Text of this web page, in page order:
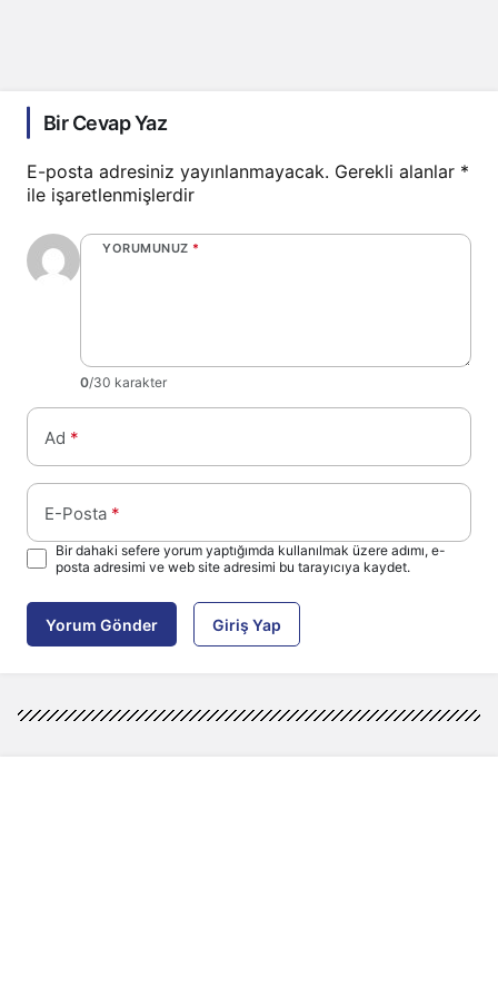
Bir Cevap Yaz
E-posta adresiniz yayınlanmayacak. Gerekli alanlar *
ile işaretlenmişlerdir
YORUMUNUZ *
0/30 karakter
Ad *
E-Posta *
Bir dahaki sefere yorum yaptığımda kullanılmak üzere adımı, e-
posta adresimi ve web site adresimi bu tarayıcıya kaydet.
Yorum Gönder Giriş Yap